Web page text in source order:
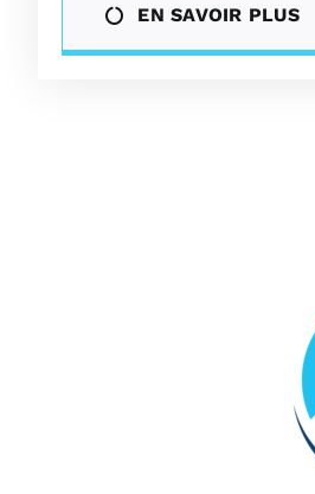
EN SAVOIR PLUS